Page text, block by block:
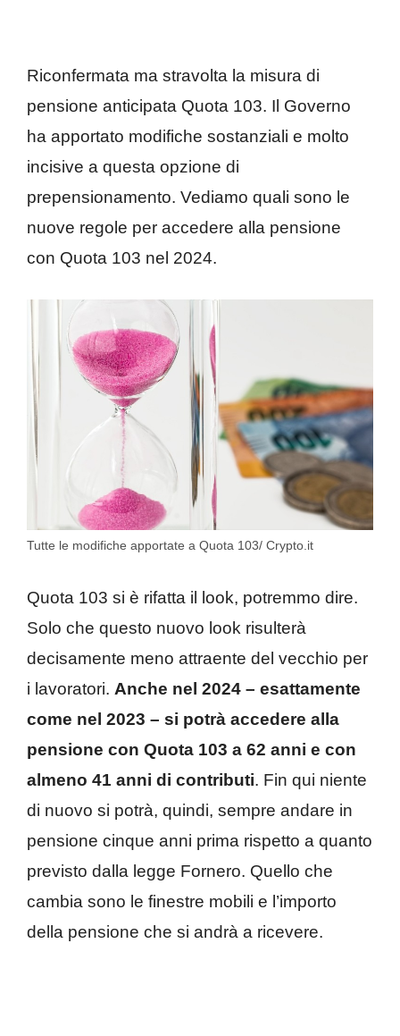
Riconfermata ma stravolta la misura di
pensione anticipata Quota 103. Il Governo
ha apportato modifiche sostanziali e molto
incisive a questa opzione di
prepensionamento. Vediamo quali sono le
nuove regole per accedere alla pensione
con Quota 103 nel 2024.
Tutte le modifiche apportate a Quota 103/ Crypto.it
Quota 103 si è rifatta il look, potremmo dire.
Solo che questo nuovo look risulterà
decisamente meno attraente del vecchio per
i lavoratori. Anche nel 2024 – esattamente
come nel 2023 – si potrà accedere alla
pensione con Quota 103 a 62 anni e con
almeno 41 anni di contributi. Fin qui niente
di nuovo si potrà, quindi, sempre andare in
pensione cinque anni prima rispetto a quanto
previsto dalla legge Fornero. Quello che
cambia sono le finestre mobili e l’importo
della pensione che si andrà a ricevere.